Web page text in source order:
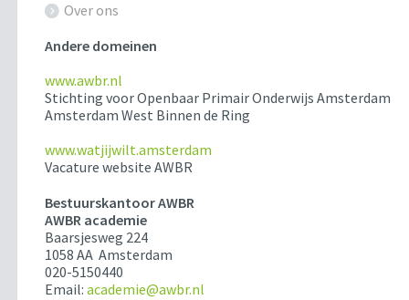
Over ons
Andere domeinen
www.awbr.nl
Stichting voor Openbaar Primair Onderwijs Amsterdam
Amsterdam West Binnen de Ring
www.watjijwilt.amsterdam
Vacature website AWBR
Bestuurskantoor AWBR
AWBR academie
Baarsjesweg 224
1058 AA Amsterdam
020-5150440
Email:academie@awbr.nl